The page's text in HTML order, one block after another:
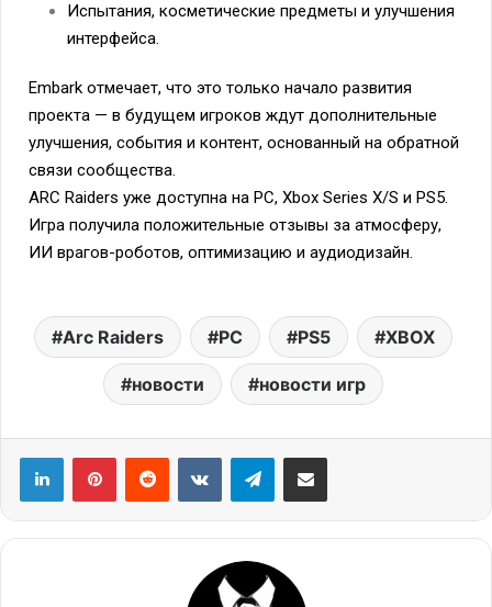
Испытания, косметические предметы и улучшения
интерфейса.
Embark отмечает, что это только начало развития
проекта — в будущем игроков ждут дополнительные
улучшения, события и контент, основанный на обратной
связи сообщества.
ARC Raiders уже доступна на PC, Xbox Series X/S и PS5.
Игра получила положительные отзывы за атмосферу,
ИИ врагов-роботов, оптимизацию и аудиодизайн.
Arc Raiders PC PS5 XBOX
новости новости игр